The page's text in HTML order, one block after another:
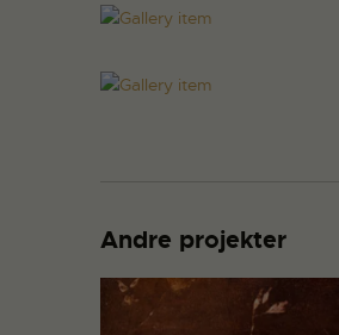
Andre projekter